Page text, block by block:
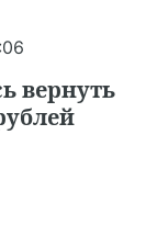
вернуть